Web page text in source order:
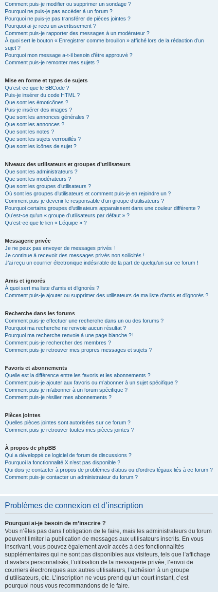
Comment puis-je modifier ou supprimer un sondage ?
Pourquoi ne puis-je pas accéder à un forum ?
Pourquoi ne puis-je pas transférer de pièces jointes ?
Pourquoi ai-je reçu un avertissement ?
Comment puis-je rapporter des messages à un modérateur ?
À quoi sert le bouton « Enregistrer comme brouillon » affiché lors de la rédaction d’un
sujet ?
Pourquoi mon message a-t-il besoin d’être approuvé ?
Comment puis-je remonter mes sujets ?
Mise en forme et types de sujets
Qu’est-ce que le BBCode ?
Puis-je insérer du code HTML ?
Que sont les émoticônes ?
Puis-je insérer des images ?
Que sont les annonces générales ?
Que sont les annonces ?
Que sont les notes ?
Que sont les sujets verrouillés ?
Que sont les icônes de sujet ?
Niveaux des utilisateurs et groupes d’utilisateurs
Que sont les administrateurs ?
Que sont les modérateurs ?
Que sont les groupes d’utilisateurs ?
Où sont les groupes d’utilisateurs et comment puis-je en rejoindre un ?
Comment puis-je devenir le responsable d’un groupe d’utilisateurs ?
Pourquoi certains groupes d’utilisateurs apparaissent dans une couleur différente ?
Qu’est-ce qu’un « groupe d’utilisateurs par défaut » ?
Qu’est-ce que le lien « L’équipe » ?
Messagerie privée
Je ne peux pas envoyer de messages privés !
Je continue à recevoir des messages privés non sollicités !
J’ai reçu un courrier électronique indésirable de la part de quelqu’un sur ce forum !
Amis et ignorés
À quoi sert ma liste d’amis et d’ignorés ?
Comment puis-je ajouter ou supprimer des utilisateurs de ma liste d’amis et d’ignorés ?
Recherche dans les forums
Comment puis-je effectuer une recherche dans un ou des forums ?
Pourquoi ma recherche ne renvoie aucun résultat ?
Pourquoi ma recherche renvoie à une page blanche ?!
Comment puis-je rechercher des membres ?
Comment puis-je retrouver mes propres messages et sujets ?
Favoris et abonnements
Quelle est la différence entre les favoris et les abonnements ?
Comment puis-je ajouter aux favoris ou m’abonner à un sujet spécifique ?
Comment puis-je m’abonner à un forum spécifique ?
Comment puis-je résilier mes abonnements ?
Pièces jointes
Quelles pièces jointes sont autorisées sur ce forum ?
Comment puis-je retrouver toutes mes pièces jointes ?
À propos de phpBB
Qui a développé ce logiciel de forum de discussions ?
Pourquoi la fonctionnalité X n’est pas disponible ?
Qui dois-je contacter à propos de problèmes d’abus ou d’ordres légaux liés à ce forum ?
Comment puis-je contacter un administrateur du forum ?
Problèmes de connexion et d’inscription
Pourquoi ai-je besoin de m’inscrire ?
Vous n’êtes pas dans l’obligation de le faire, mais les administrateurs du forum
peuvent limiter la publication de messages aux utilisateurs inscrits. En vous
inscrivant, vous pouvez également avoir accès à des fonctionnalités
supplémentaires qui ne sont pas disponibles aux visiteurs, tels que l’affichage
d’avatars personnalisés, l’utilisation de la messagerie privée, l’envoi de
courriers électroniques aux autres utilisateurs, l’adhésion à un groupe
d’utilisateurs, etc. L’inscription ne vous prend qu’un court instant, c’est
pourquoi nous vous recommandons de le faire.